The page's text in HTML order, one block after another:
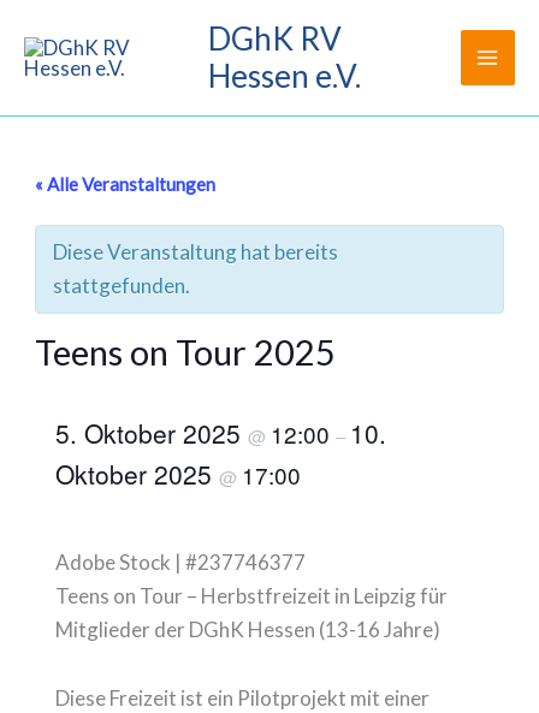
Inhalt
springen
DGhK RV
Hessen e.V.
« Alle Veranstaltungen
Diese Veranstaltung hat bereits
stattgefunden.
Teens on Tour 2025
5. Oktober 2025@ 12:00– 10.
Oktober 2025@ 17:00
Adobe Stock | #237746377
Teens on Tour – Herbstfreizeit in Leipzig für
Mitglieder der DGhK Hessen (13-16 Jahre)
Diese Freizeit ist ein Pilotprojekt mit einer